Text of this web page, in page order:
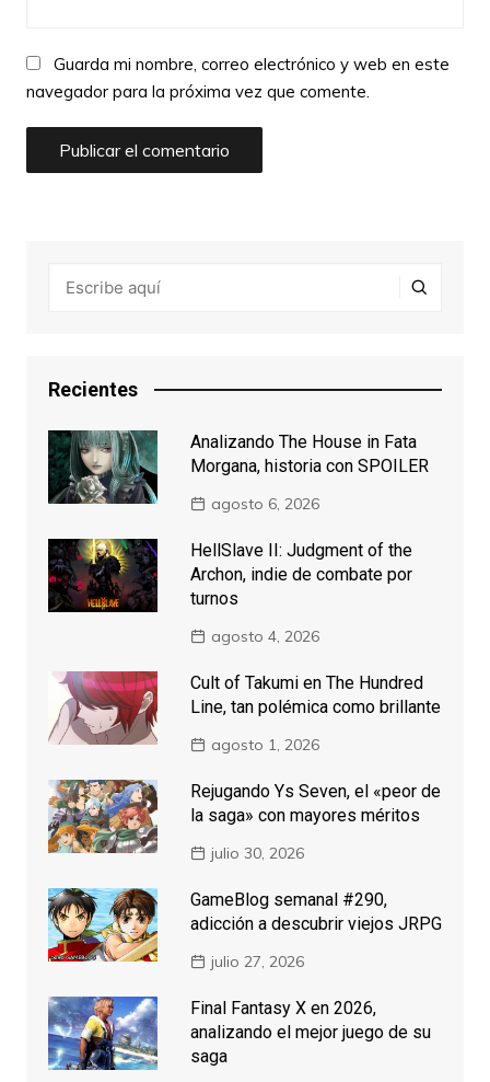
Guarda mi nombre, correo electrónico y web en este
navegador para la próxima vez que comente.
Recientes
Analizando The House in Fata
Morgana, historia con SPOILER
agosto 6, 2026
HellSlave II: Judgment of the
Archon, indie de combate por
turnos
agosto 4, 2026
Cult of Takumi en The Hundred
Line, tan polémica como brillante
agosto 1, 2026
Rejugando Ys Seven, el «peor de
la saga» con mayores méritos
julio 30, 2026
GameBlog semanal #290,
adicción a descubrir viejos JRPG
julio 27, 2026
Final Fantasy X en 2026,
analizando el mejor juego de su
saga